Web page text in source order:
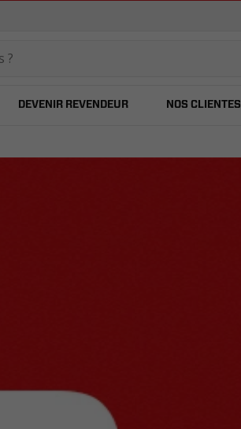
temared
DEVENIR REVENDEUR NOS CLIENTES